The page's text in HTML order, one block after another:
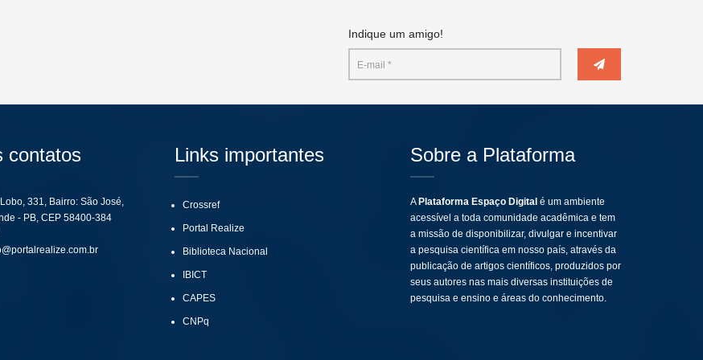
Indique um amigo!
contatos
331, Bairro: São José,
- PB, CEP 58400-384
Links importantes
Crossref
Portal Realize
Biblioteca Nacional
IBICT
CAPES
CNPq
Sobre a Plataforma
A Plataforma Espaço Digital é um ambiente
acessível a toda comunidade acadêmica e tem
a missão de disponibilizar, divulgar e incentivar
a pesquisa científica em nosso país, através da
publicação de artigos científicos, produzidos por
seus autores nas mais diversas instituições de
pesquisa e ensino e áreas do conhecimento.